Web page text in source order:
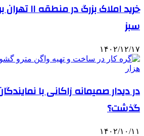
خرید املاک
سبز
۱۴۰۲/۱۲/۱۷
در دیدار صمیمانه زاکانی با
گذشت؟
۱۴۰۲/۱۰/۱۱